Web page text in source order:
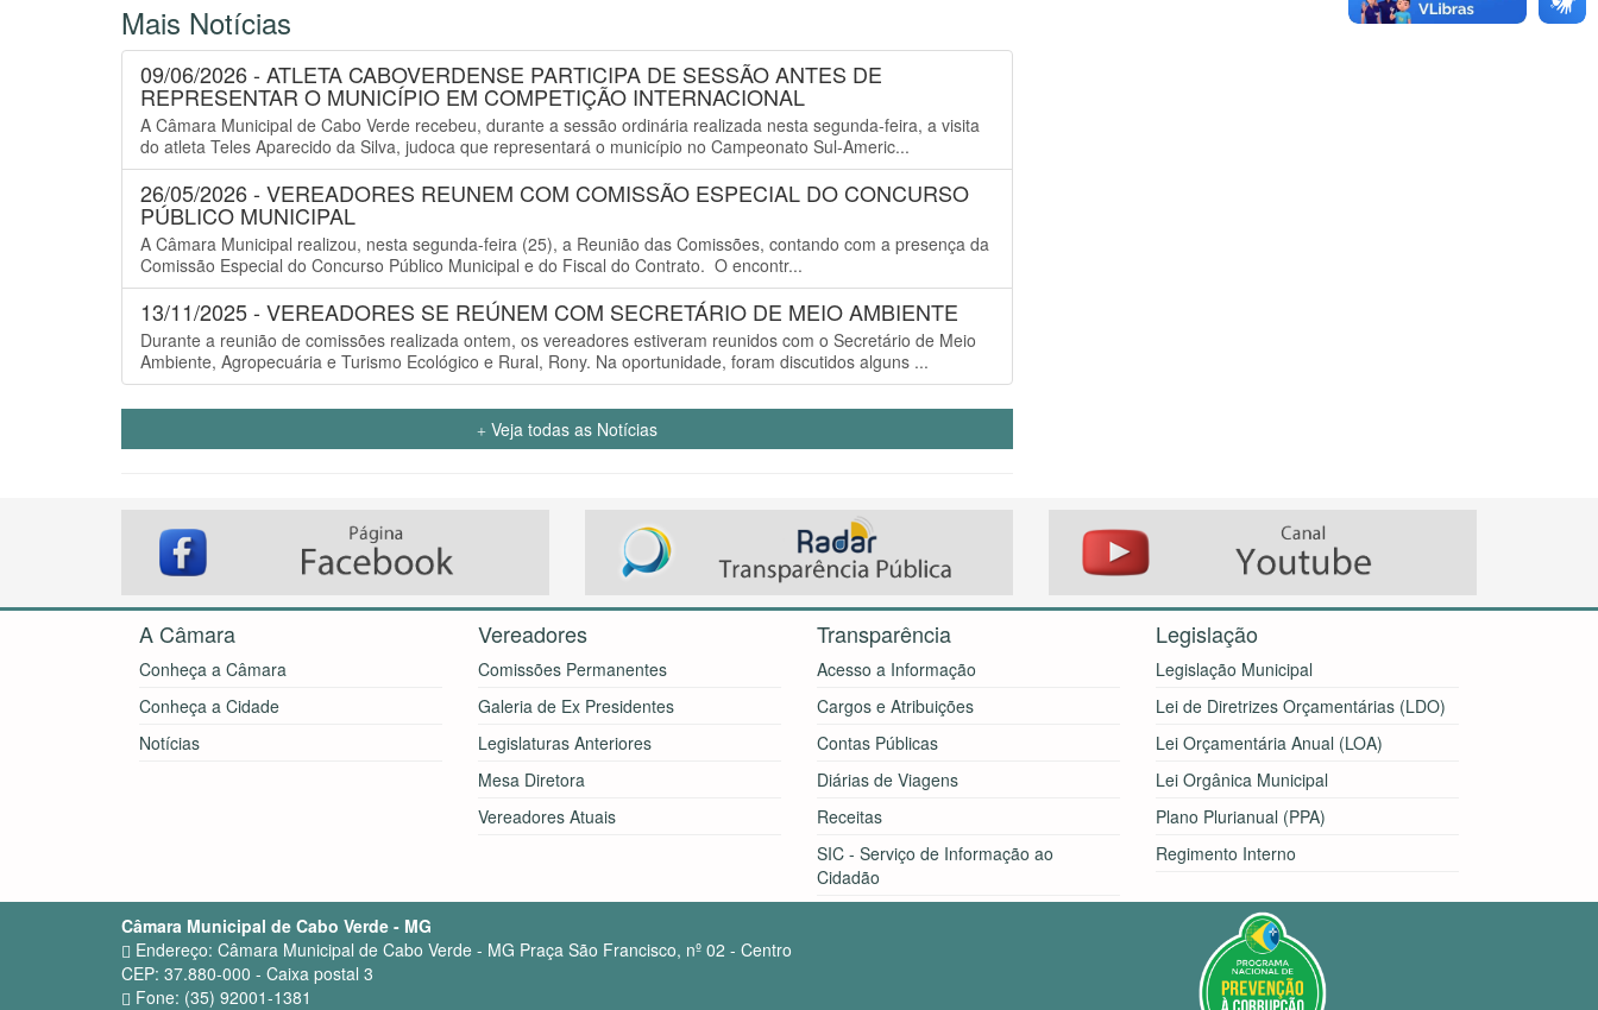
Mais Notícias
09/06/2026 - ATLETA CABOVERDENSE PARTICIPA DE SESSÃO ANTES DE
REPRESENTAR O MUNICÍPIO EM COMPETIÇÃO INTERNACIONAL
A Câmara Municipal de Cabo Verde recebeu, durante a sessão ordinária realizada nesta segunda-feira, a visita
do atleta Teles Aparecido da Silva, judoca que representará o município no Campeonato Sul-Americ...
26/05/2026 - VEREADORES REUNEM COM COMISSÃO ESPECIAL DO CONCURSO
PÚBLICO MUNICIPAL
A Câmara Municipal realizou, nesta segunda-feira (25), a Reunião das Comissões, contando com a presença da
Comissão Especial do Concurso Público Municipal e do Fiscal do Contrato. O encontr...
13/11/2025 - VEREADORES SE REÚNEM COM SECRETÁRIO DE MEIO AMBIENTE
Durante a reunião de comissões realizada ontem, os vereadores estiveram reunidos com o Secretário de Meio
Ambiente, Agropecuária e Turismo Ecológico e Rural, Rony. Na oportunidade, foram discutidos alguns ...
Veja todas as Notícias
A Câmara
Conheça a Câmara
Conheça a Cidade
Notícias
Vereadores
Comissões Permanentes
Galeria de Ex Presidentes
Legislaturas Anteriores
Mesa Diretora
Vereadores Atuais
Transparência
Acesso a Informação
Cargos e Atribuições
Contas Públicas
Diárias de Viagens
Receitas
SIC - Serviço de Informação ao
Cidadão
Legislação
Legislação Municipal
Lei de Diretrizes Orçamentárias (LDO)
Lei Orçamentária Anual (LOA)
Lei Orgânica Municipal
Plano Plurianual (PPA)
Regimento Interno
Câmara Municipal de Cabo Verde - MG
Endereço: Câmara Municipal de Cabo Verde - MG Praça São Francisco, nº 02 - Centro
CEP: 37.880-000 - Caixa postal 3
Fone: (35) 92001-1381